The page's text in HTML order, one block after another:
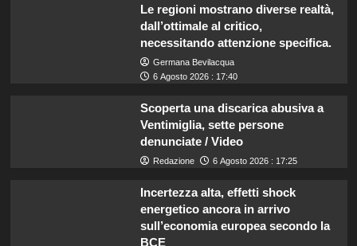
Le regioni mostrano diverse realtà,
dall’ottimale al critico,
necessitando attenzione specifica.
Germana Bevilacqua
6 Agosto 2026 : 17:40
Scoperta una discarica abusiva a
Ventimiglia, sette persone
denunciate / Video
Redazione 6 Agosto 2026 : 17:25
Incertezza alta, effetti shock
energetico ancora in arrivo
sull’economia europea secondo la
BCE